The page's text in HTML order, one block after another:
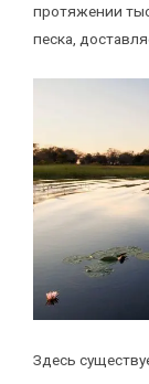
протяжении
песка,
Здесь